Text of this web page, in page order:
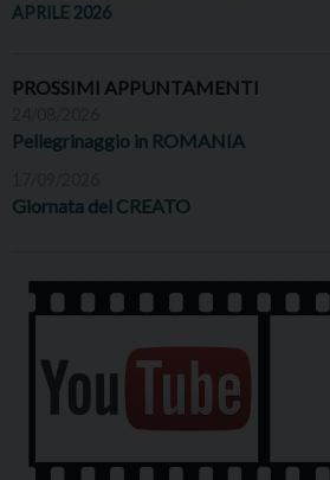
APRILE 2026
PROSSIMI APPUNTAMENTI
Pellegrinaggio in ROMANIA
Giornata del CREATO